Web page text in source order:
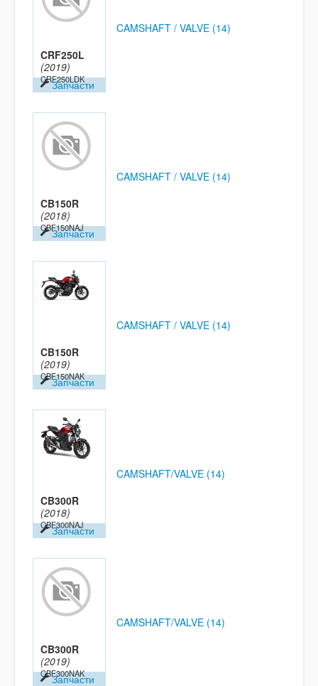
CRF250L
(2019)
CRF250LDK
Запчасти
CAMSHAFT / VALVE (14)
CB150R
(2018)
CBF150NAJ
Запчасти
CAMSHAFT / VALVE (14)
CB150R
(2019)
CBF150NAK
Запчасти
CAMSHAFT / VALVE (14)
CB300R
(2018)
CBF300NAJ
Запчасти
CAMSHAFT/VALVE (14)
CB300R
(2019)
CBF300NAK
Запчасти
CAMSHAFT/VALVE (14)